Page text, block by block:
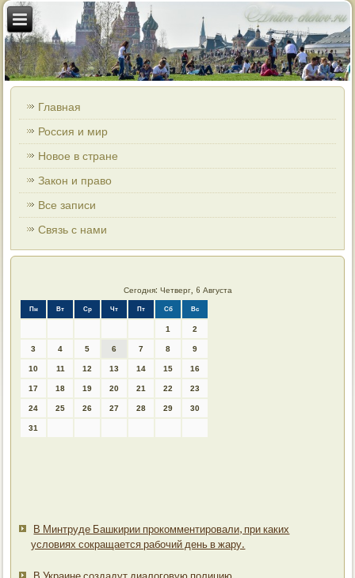
Главная
Россия и мир
Новое в стране
Закон и право
Все записи
Связь с нами
Сегодня: Четверг, 6 Августа
Пн Вт Ср Чт Пт Сб Вс
1 2
3 4 5 6 7 8 9
10 11 12 13 14 15 16
17 18 19 20 21 22 23
24 25 26 27 28 29 30
31
В Минтруде Башкирии прокомментировали, при каких
условиях сокращается рабочий день в жару.